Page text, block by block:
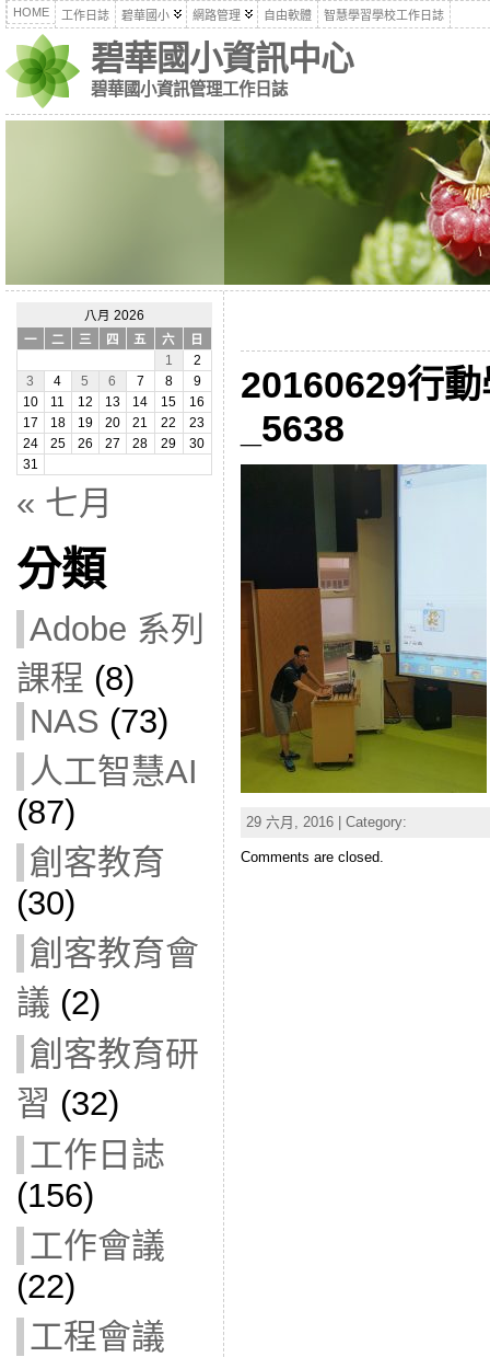
HOME 工作日誌 碧華國小 網路管理 自由軟體 智慧學習學校工作日誌
碧華國小資訊中心
碧華國小資訊管理工作日誌
八月 2026
一
二 三 四 五 六
日
1
2
3
4 5 6 7 8
9
10
11 12 13 14 15
16
17
18 19 20 21 22
23
24
25 26 27 28 29
30
31
« 七月
分類
Adobe 系列
課程 (8)
NAS (73)
人工智慧AI
(87)
創客教育
(30)
創客教育會
議 (2)
創客教育研
習 (32)
工作日誌
(156)
工作會議
(22)
工程會議
20160629行
_5638
29 六月, 2016 | Category:
Comments are closed.